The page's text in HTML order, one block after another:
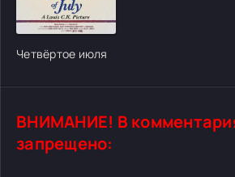
[/xfgiven_cvh_poster_urlcvh_poster_url]
Четвёртое июля
ВНИМАНИЕ! В
запрещено: